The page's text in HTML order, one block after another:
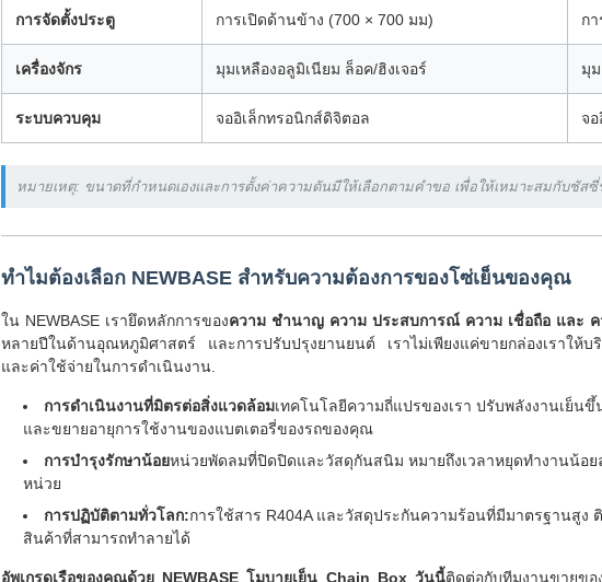
การจัดตั้งประตู การเปิดด้านข้าง (700 × 700 มม) ก
เครื่องจักร มุมเหลืองอลูมิเนียม ล็อค/ฮิงเจอร์ มุ
ระบบควบคุม จออิเล็กทรอนิกส์ดิจิตอล จ
หมายเหตุ: ขนาดที่กําหนดเองและการตั้งค่าความดันมีให้เลือกตามคําขอ เพื่อให้เหมาะสมกับชัสซี่
ทําไมต้องเลือก NEWBASE สําหรับความต้องการของโซ่เย็นของคุณ
ใน NEWBASE เรายึดหลักการของความ ชํานาญ ความ ประสบการณ์ ความ เชื่อถือ และ ค
หลายปีในด้านอุณหภูมิศาสตร์ และการปรับปรุงยานยนต์ เราไม่เพียงแค่ขายกล่องเราให้บ
และค่าใช้จ่ายในการดําเนินงาน.
การดําเนินงานที่มิตรต่อสิ่งแวดล้อมเทคโนโลยีความถี่แปรของเรา ปรับพลังงานเย็น
และขยายอายุการใช้งานของแบตเตอรี่ของรถของคุณ
การบํารุงรักษาน้อยหน่วยพัดลมที่ปิดปิดและวัสดุกันสนิม หมายถึงเวลาหยุดทํางานน้อ
หน่วย
การปฏิบัติตามทั่วโลก:การใช้สาร R404A และวัสดุประกันความร้อนที่มีมาตรฐานสูง
สินค้าที่สามารถทําลายได้
อัพเกรดเรือของคุณด้วย NEWBASE โมบายเย็น Chain Box วันนี้ติดต่อกับทีมงานขายขอ